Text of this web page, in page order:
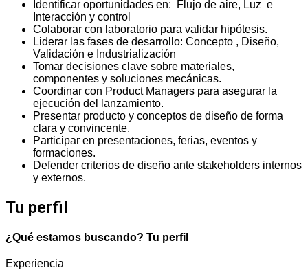
Identificar oportunidades en: Flujo de aire, Luz e
Interacción y control
Colaborar con laboratorio para validar hipótesis.
Liderar las fases de desarrollo: Concepto , Diseño,
Validación e Industrialización
Tomar decisiones clave sobre materiales,
componentes y soluciones mecánicas.
Coordinar con Product Managers para asegurar la
ejecución del lanzamiento.
Presentar producto y conceptos de diseño de forma
clara y convincente.
Participar en presentaciones, ferias, eventos y
formaciones.
Defender criterios de diseño ante stakeholders internos
y externos.
Tu perfil
¿Qué estamos buscando? Tu perfil
Experiencia